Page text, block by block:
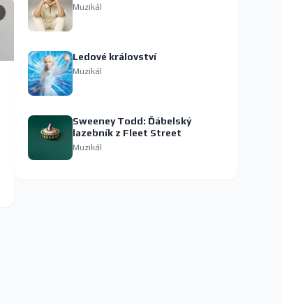
Muzikál
Ledové království
Muzikál
Sweeney Todd: Ďábelský
lazebník z Fleet Street
Muzikál